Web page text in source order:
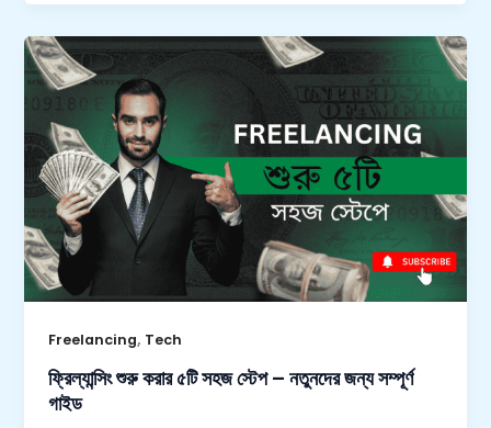
Freelancing, Tech
ফ্রিল্যান্সিং শুরু করার ৫টি সহজ স্টেপ – নতুনদের জন্য সম্পূর্ণ
গাইড